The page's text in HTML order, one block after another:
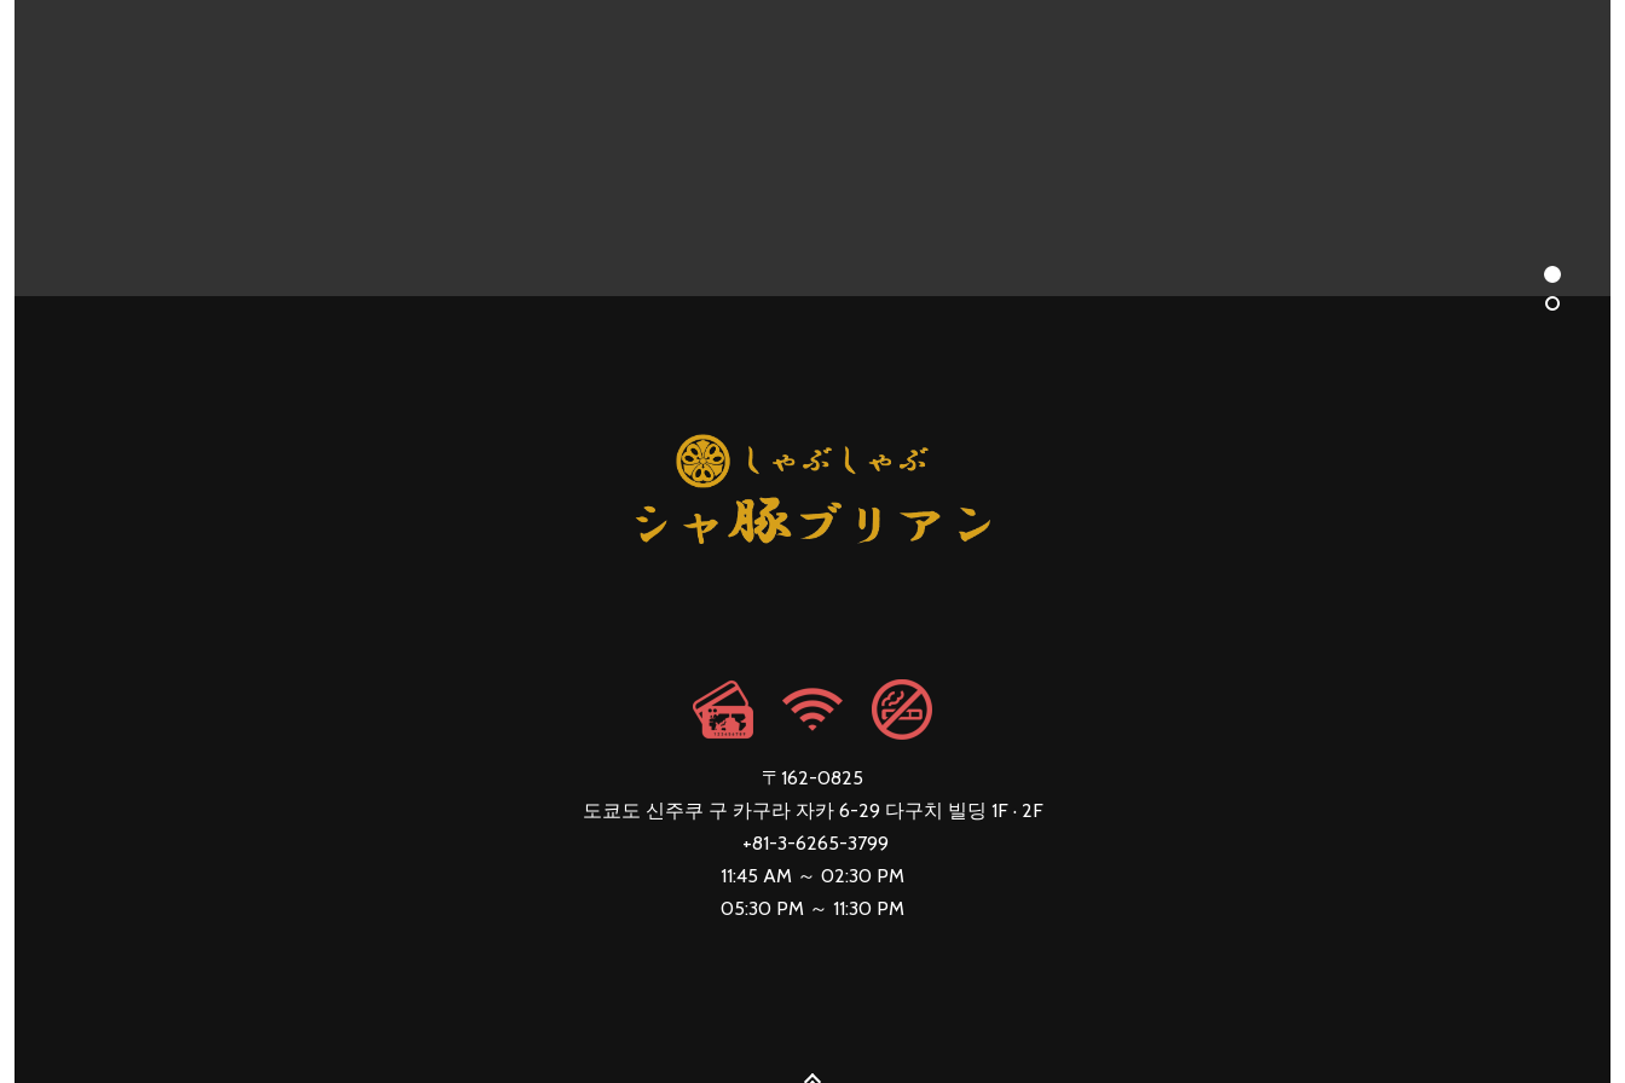
〒162-0825
도쿄도 신주쿠 구 카구라 자카 6-29 다구치 빌딩 1F · 2F
+81-3-6265-3799
11:45 AM ～ 02:30 PM
05:30 PM ～ 11:30 PM